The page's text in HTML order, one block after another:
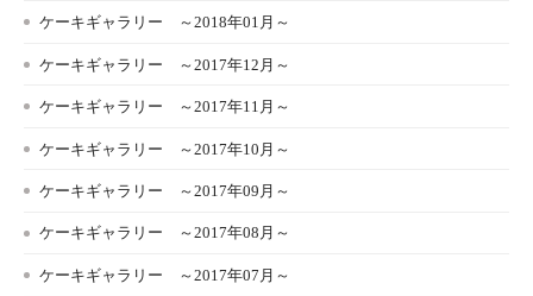
ケーキギャラリー ～2018年01月～
ケーキギャラリー ～2017年12月～
ケーキギャラリー ～2017年11月～
ケーキギャラリー ～2017年10月～
ケーキギャラリー ～2017年09月～
ケーキギャラリー ～2017年08月～
ケーキギャラリー ～2017年07月～